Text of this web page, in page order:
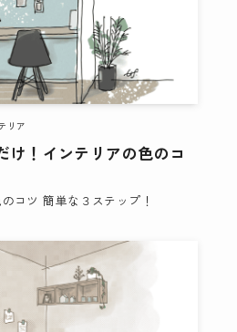
け！インテリアの色のコ
コツ 簡単な３ステップ！
リア